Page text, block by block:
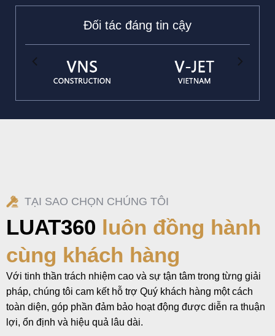
Đối tác đáng tin cậy
TẠI SAO CHỌN CHÚNG TÔI
LUAT360 luôn đồng hành
cùng khách hàng
Với tinh thần trách nhiệm cao và sự tận tâm trong từng giải
pháp, chúng tôi cam kết hỗ trợ Quý khách hàng một cách
toàn diện, góp phần đảm bảo hoạt động được diễn ra thuận
lợi, ổn định và hiệu quả lâu dài.